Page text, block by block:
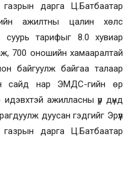
дарга Ц.Батбаатар
ажилтны цалин хөлс
суурь тарифыг 8.0 хувиар
700 оношийн хамааралтай
байгуулж байгаа талаар
сайд нар ЭМДС-гийн өр
ажилласны үр дүнд
дуусан гэдгийг Эрүүл
дарга Ц.Батбаатар